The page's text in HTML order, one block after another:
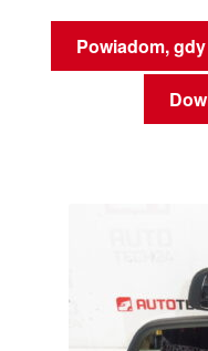
Powiadom,